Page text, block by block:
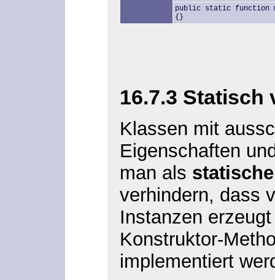
public static function
{}
16.7.3
Klassen mit
Eigenschaften
man als
verhindern, dass
Instanzen
Konstruktor-
implementiert